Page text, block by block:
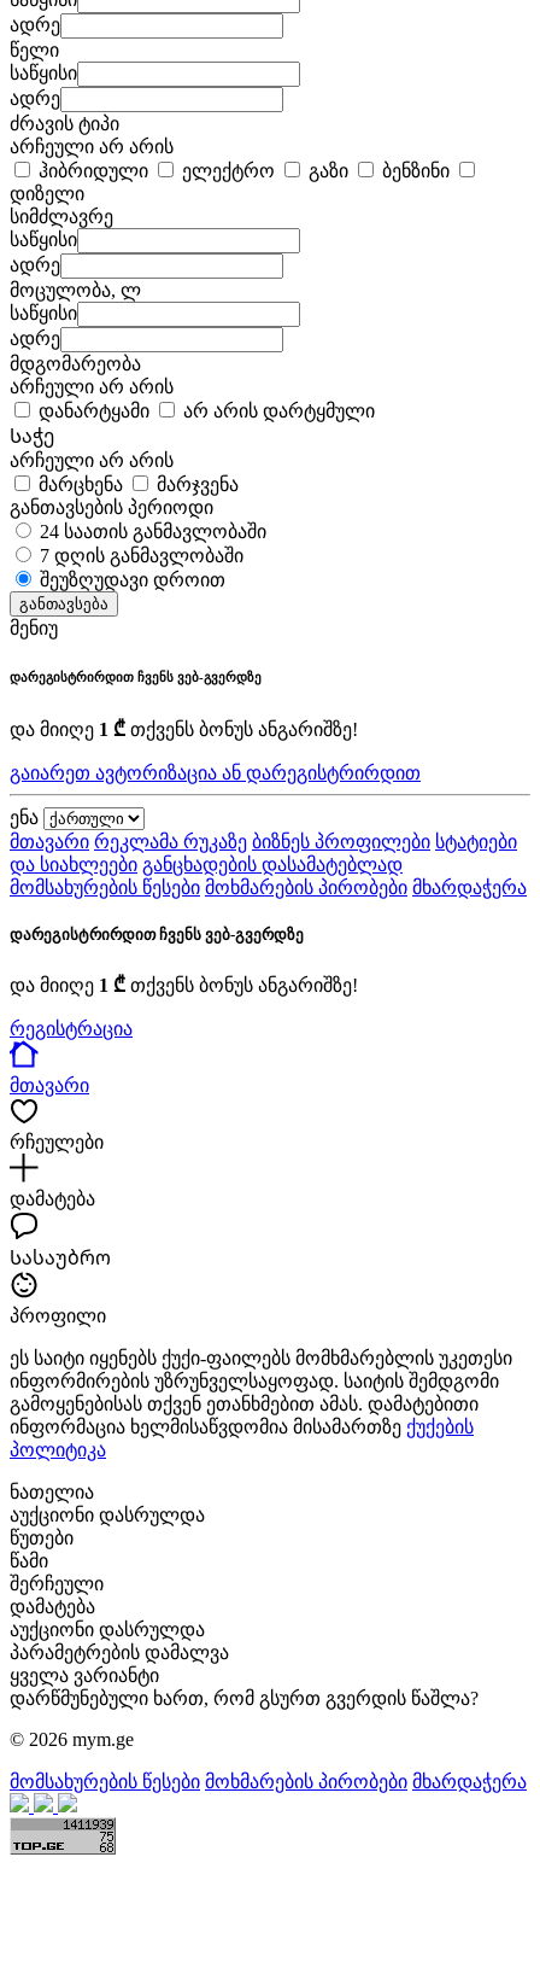
ადრე
წელი
საწყისი
ადრე
ძრავის ტიპი
არჩეული არ არის
ჰიბრიდული
ელექტრო გაზი
ბენზინი
დიზელი
სიმძლავრე
საწყისი
ადრე
მოცულობა, ლ
საწყისი
ადრე
მდგომარეობა
არჩეული არ არის
დანარტყამი
არ არის დარტყმული
Საჭე
არჩეული არ არის
მარცხენა
მარჯვენა
განთავსების პერიოდი
24 საათის განმავლობაში
7 დღის განმავლობაში
შეუზღუდავი დროით
განთავსება
მენიუ
დარეგისტრირდით ჩვენს ვებ-გვერდზე
და მიიღე 1 ₾ თქვენს ბონუს ანგარიშზე!
გაიარეთ ავტორიზაცია ან დარეგისტრირდით
ენა
მთავარი რეკლამა რუკაზე ბიზნეს პროფილები სტატიები
და სიახლეები განცხადების დასამატებლად
მომსახურების წესები მოხმარების პირობები მხარდაჭერა
დარეგისტრირდით ჩვენს ვებ-გვერდზე
და მიიღე 1 ₾ თქვენს ბონუს ანგარიშზე!
რეგისტრაცია
მთავარი
რჩეულები
დამატება
Სასაუბრო
პროფილი
ეს საიტი იყენებს ქუქი-ფაილებს მომხმარებლის უკეთესი
ინფორმირების უზრუნველსაყოფად. საიტის შემდგომი
გამოყენებისას თქვენ ეთანხმებით ამას. დამატებითი
ინფორმაცია ხელმისაწვდომია მისამართზე ქუქების
პოლიტიკა
ნათელია
აუქციონი დასრულდა
წუთები
წამი
შერჩეული
დამატება
აუქციონი დასრულდა
პარამეტრების დამალვა
ყველა ვარიანტი
დარწმუნებული ხართ, რომ გსურთ გვერდის წაშლა?
© 2026 mym.ge
მომსახურების წესები მოხმარების პირობები მხარდაჭერა